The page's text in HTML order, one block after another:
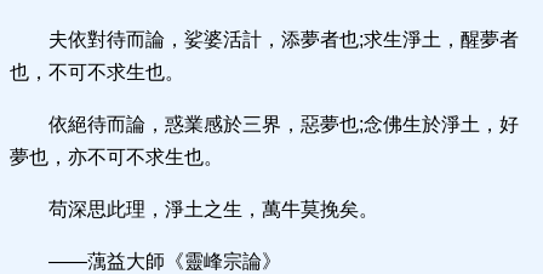
夫依對待而論，娑婆活計，添夢者也;求生淨土，醒夢者
也，不可不求生也。
依絕待而論，惑業感於三界，惡夢也;念佛生於淨土，好
夢也，亦不可不求生也。
苟深思此理，淨土之生，萬牛莫挽矣。
——蕅益大師《靈峰宗論》